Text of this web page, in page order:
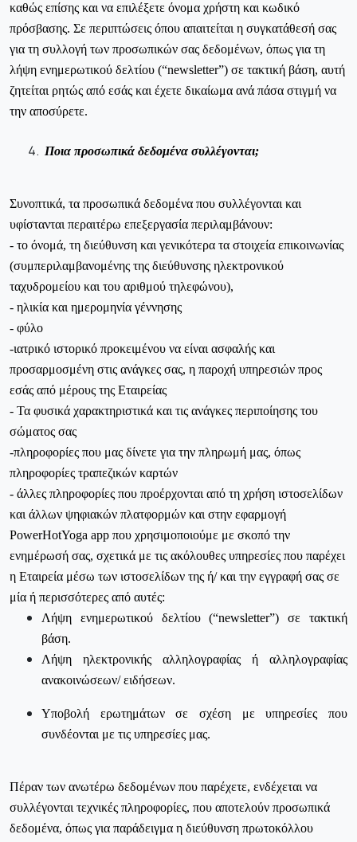
καθώς επίσης και να επιλέξετε όνομα χρήστη και κωδικό
πρόσβασης. Σε περιπτώσεις όπου απαιτείται η συγκατάθεσή σας
για τη συλλογή των προσωπικών σας δεδομένων, όπως για τη
λήψη ενημερωτικού δελτίου (“newsletter”) σε τακτική βάση, αυτή
ζητείται ρητώς από εσάς και έχετε δικαίωμα ανά πάσα στιγμή να
την αποσύρετε.
Ποια προσωπικά δεδομένα συλλέγονται;
Συνοπτικά, τα προσωπικά δεδομένα που συλλέγονται και
υφίστανται περαιτέρω επεξεργασία περιλαμβάνουν:
- το όνομά, τη διεύθυνση και γενικότερα τα στοιχεία επικοινωνίας
(συμπεριλαμβανομένης της διεύθυνσης ηλεκτρονικού
ταχυδρομείου και του αριθμού τηλεφώνου),
- ηλικία και ημερομηνία γέννησης
- φύλο
-ιατρικό ιστορικό προκειμένου να είναι ασφαλής και
προσαρμοσμένη στις ανάγκες σας, η παροχή υπηρεσιών προς
εσάς από μέρους της Εταιρείας
- Τα φυσικά χαρακτηριστικά και τις ανάγκες περιποίησης του
σώματος σας
-πληροφορίες που μας δίνετε για την πληρωμή μας, όπως
πληροφορίες τραπεζικών καρτών
- άλλες πληροφορίες που προέρχονται από τη χρήση ιστοσελίδων
και άλλων ψηφιακών πλατφορμών και στην εφαρμογή
PowerHotYoga app που χρησιμοποιούμε με σκοπό την
ενημέρωσή σας, σχετικά με τις ακόλουθες υπηρεσίες που παρέχει
η Εταιρεία μέσω των ιστοσελίδων της ή/ και την εγγραφή σας σε
μία ή περισσότερες από αυτές:
Λήψη ενημερωτικού δελτίου (“newsletter”) σε τακτική
βάση.
Λήψη ηλεκτρονικής αλληλογραφίας ή αλληλογραφίας
ανακοινώσεων/ ειδήσεων.
Υποβολή ερωτημάτων σε σχέση με υπηρεσίες που
συνδέονται με τις υπηρεσίες μας.
Πέραν των ανωτέρω δεδομένων που παρέχετε, ενδέχεται να
συλλέγονται τεχνικές πληροφορίες, που αποτελούν προσωπικά
δεδομένα, όπως για παράδειγμα η διεύθυνση πρωτοκόλλου